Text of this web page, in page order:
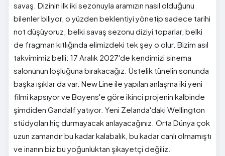
savaş. Dizinin ilk iki sezonuyla aramızın nasıl olduğunu
bilenler biliyor, o yüzden beklentiyi yönetip sadece tarihi
not düşüyoruz; belki savaş sezonu diziyi toparlar, belki
de fragman kıtlığında elimizdeki tek şey o olur. Bizim asıl
takvimimiz belli: 17 Aralık 2027'de kendimizi sinema
salonunun loşluğuna bırakacağız. Üstelik tünelin sonunda
başka ışıklar da var. New Line ile yapılan anlaşma iki yeni
filmi kapsıyor ve Boyens'e göre ikinci projenin kalbinde
şimdiden Gandalf yatıyor. Yeni Zelanda'daki Wellington
stüdyoları hiç durmayacak anlayacağınız. Orta Dünya çok
uzun zamandır bu kadar kalabalık, bu kadar canlı olmamıştı
ve inanın biz bu yoğunluktan şikayetçi değiliz.